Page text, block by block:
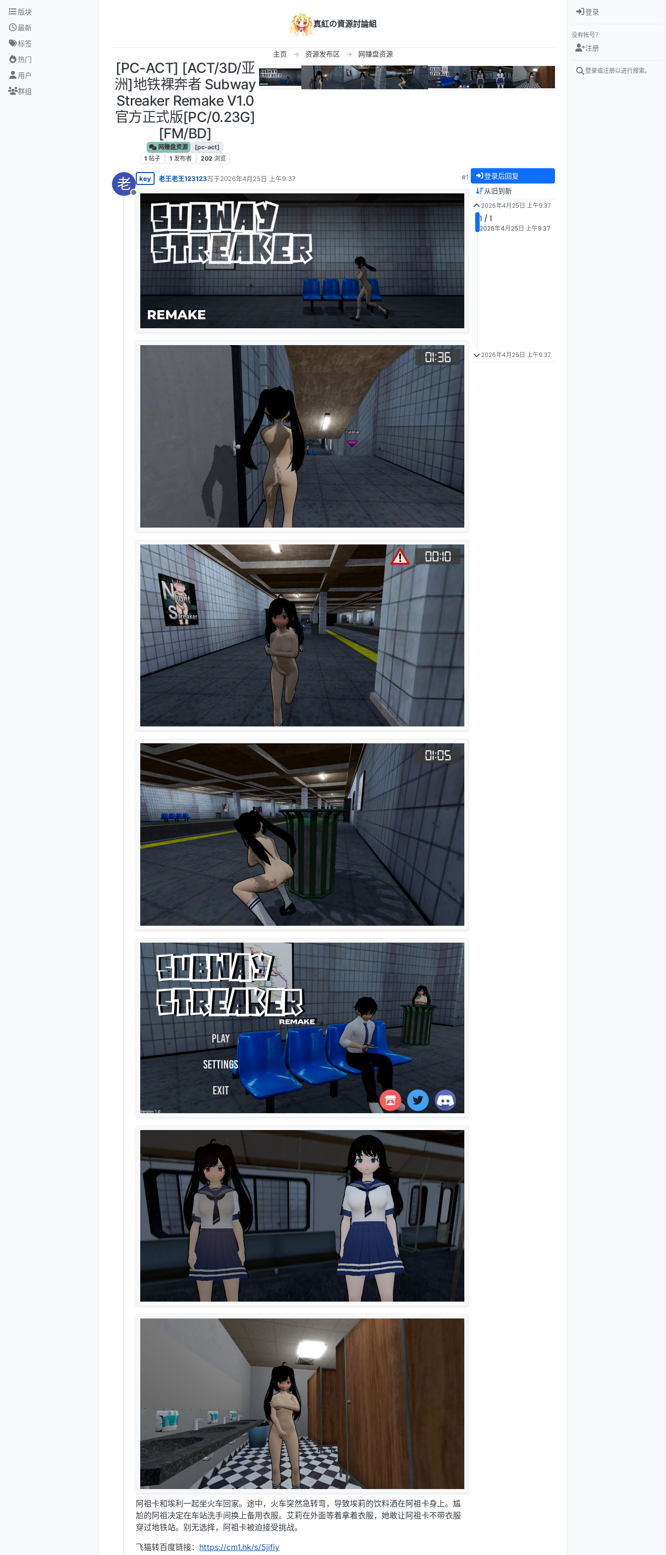
跳转至内容
版块
最新
标签
热门
用户
群组
真紅の資源討論組
主页 资源发布区 网赚盘资源
[PC-ACT] [ACT/3D/亚
洲]地铁裸奔者 Subway
Streaker Remake V1.0
官方正式版[PC/0.23G]
[FM/BD]
网赚盘资源
[pc-act]
1 帖子 1 发布者 202 浏览
老
离线
key 老王老王123123写于2026年4月25日 上午9:37
最后由 编辑
#1
阿祖卡和埃利一起坐火车回家。途中，火车突然急转弯，导致埃莉的饮料洒在阿祖卡身上。尴
尬的阿祖决定在车站洗手间换上备用衣服。艾莉在外面等着拿着衣服，她敢让阿祖卡不带衣服
穿过地铁站。别无选择，阿祖卡被迫接受挑战。
飞猫转百度链接： https://cm1.hk/s/5jifiy
登录后回复
从旧到新
2026年4月25日 上午9:37
1 / 1
2026年4月25日 上午9:37
2026年4月25日 上午9:37
登录
没有帐号？
注册
登录或注册以进行搜索。